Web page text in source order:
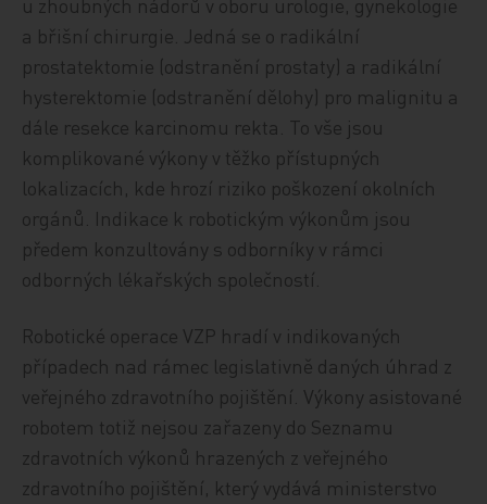
a břišní chirurgie. Jedná se o radikální
prostatektomie (odstranění prostaty) a radikální
hysterektomie (odstranění dělohy) pro malignitu a
dále resekce karcinomu rekta. To vše jsou
komplikované výkony v těžko přístupných
lokalizacích, kde hrozí riziko poškození okolních
orgánů. Indikace k robotickým výkonům jsou
předem konzultovány s odborníky v rámci
odborných lékařských společností.
Robotické operace VZP hradí v indikovaných
případech nad rámec legislativně daných úhrad z
veřejného zdravotního pojištění. Výkony asistované
robotem totiž nejsou zařazeny do Seznamu
zdravotních výkonů hrazených z veřejného
zdravotního pojištění, který vydává ministerstvo